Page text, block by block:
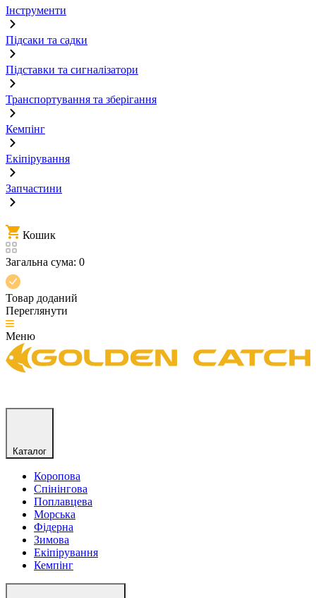
Інструменти
Підсаки та садки
Підставки та сигналізатори
Транспортування та зберігання
Кемпінг
Екіпірування
Запчастини
Кошик
Загальна сума: 0
Товар доданий
Переглянути
Меню
Каталог
Коропова
Спінінгова
Поплавцева
Морська
Фідерна
Зимова
Екіпірування
Кемпінг